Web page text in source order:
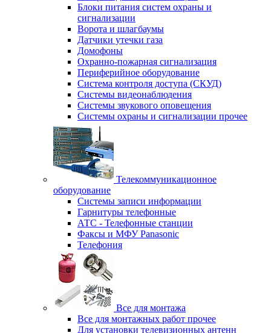
Блоки питания систем охраны и
сигнализации
Ворота и шлагбаумы
Датчики утечки газа
Домофоны
Охранно-пожарная сигнализация
Периферийное оборудование
Система контроля доступа (СКУД)
Системы видеонаблюдения
Системы звукового оповещения
Системы охраны и сигнализации прочее
Телекоммуникационное
оборудование
Системы записи информации
Гарнитуры телефонные
АТС - Телефонные станции
Факсы и МФУ Panasonic
Телефония
Все для монтажа
Все для монтажных работ прочее
Для установки телевизионных антенн